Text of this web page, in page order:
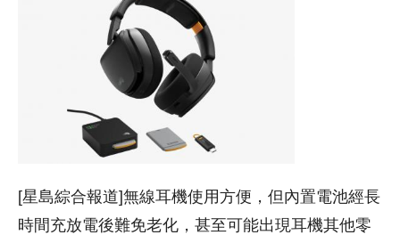
[星島綜合報道]無線耳機使用方便，但內置電池經長
時間充放電後難免老化，甚至可能出現耳機其他零